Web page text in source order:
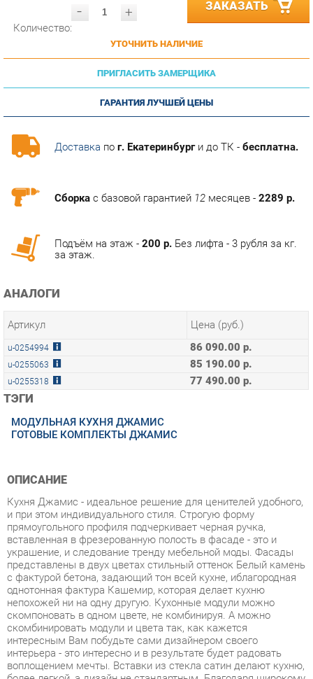
УТОЧНИТЬ НАЛИЧИЕ
ПРИГЛАСИТЬ ЗАМЕРЩИКА
ГАРАНТИЯ ЛУЧШЕЙ ЦЕНЫ
Доставкапог. Екатеринбурги до ТК -бесплатна.
АНАЛОГИ
Артикул
u-0254994 86 090.00 р.
u-0255063 85 190.00 р.
u-0255318 77 490.00 р.
ТЭГИ
МОДУЛЬНАЯ КУХНЯ ДЖАМИС
ГОТОВЫЕ КОМПЛЕКТЫ ДЖАМИС
ОПИСАНИЕ
прямоугольного профиля подчеркивает черная ручка,
вставленная в фрезерованную полость в фасаде - это и
украшение, и следование тренду мебельной моды. Фасады
представлены в двух цветах стильный оттенок Белый камень
с фактурой бетона, задающий тон всей кухне, иблагородная
однотонная фактура Кашемир, которая делает кухню
непохожей ни на одну другую. Кухонные модули можно
скомпоновать в одном цвете, не комбинируя. А можно
скомбинировать модули и цвета так, как кажется
интересным Вам побудьте сами дизайнером своего
интерьера - это интересно и в результате будет радовать
воплощением мечты. Вставки из стекла сатин делают кухню,
более легкой, а дизайн не стандартным. Благодаря широкому
модульному ряду кухни Джамис, можно обустроить каждый
сантиметр пространства, создав максимально
функциональную кухню. Вы получаете индивидуальную
кухню по фабричной цене. По функциональному и стилевому